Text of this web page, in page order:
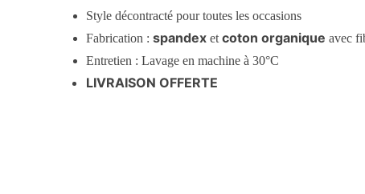
Style décontracté pour toutes les occasions
Fabrication :spandex etcoton organique avec
Entretien : Lavage en machine à 30°C
LIVRAISON OFFERTE